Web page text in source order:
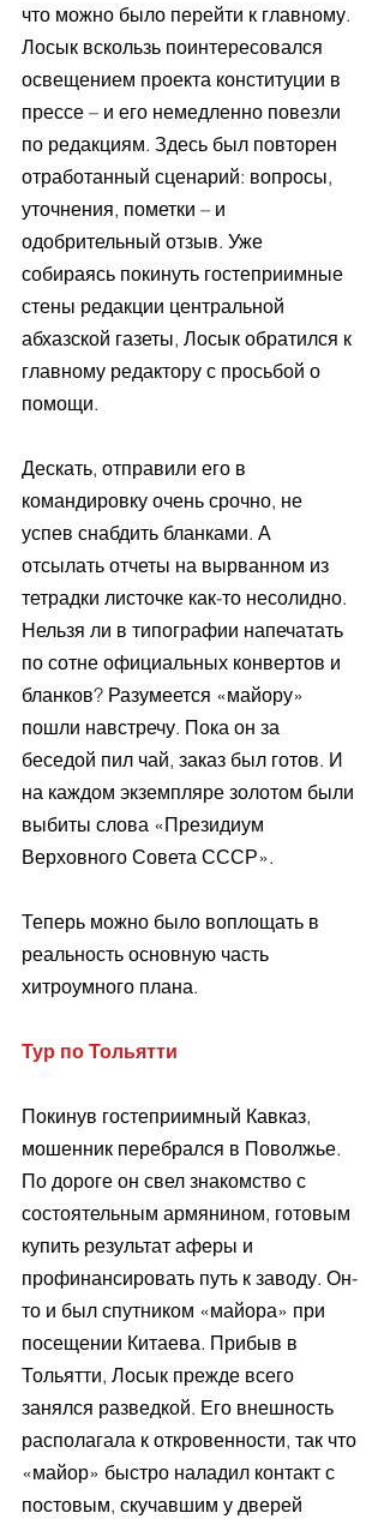
что можно было перейти к главному.
Лосык вскользь поинтересовался
освещением проекта конституции в
прессе – и его немедленно повезли
по редакциям. Здесь был повторен
отработанный сценарий: вопросы,
уточнения, пометки – и
одобрительный отзыв. Уже
собираясь покинуть гостеприимные
стены редакции центральной
абхазской газеты, Лосык обратился к
главному редактору с просьбой о
помощи.
Дескать, отправили его в
командировку очень срочно, не
успев снабдить бланками. А
отсылать отчеты на вырванном из
тетрадки листочке как-то несолидно.
Нельзя ли в типографии напечатать
по сотне официальных конвертов и
бланков? Разумеется «майору»
пошли навстречу. Пока он за
беседой пил чай, заказ был готов. И
на каждом экземпляре золотом были
выбиты слова «Президиум
Верховного Совета СССР».
Теперь можно было воплощать в
реальность основную часть
хитроумного плана.
Тур по Тольятти
Покинув гостеприимный Кавказ,
мошенник перебрался в Поволжье.
По дороге он свел знакомство с
состоятельным армянином, готовым
купить результат аферы и
профинансировать путь к заводу. Он-
то и был спутником «майора» при
посещении Китаева. Прибыв в
Тольятти, Лосык прежде всего
занялся разведкой. Его внешность
располагала к откровенности, так что
«майор» быстро наладил контакт с
постовым, скучавшим у дверей